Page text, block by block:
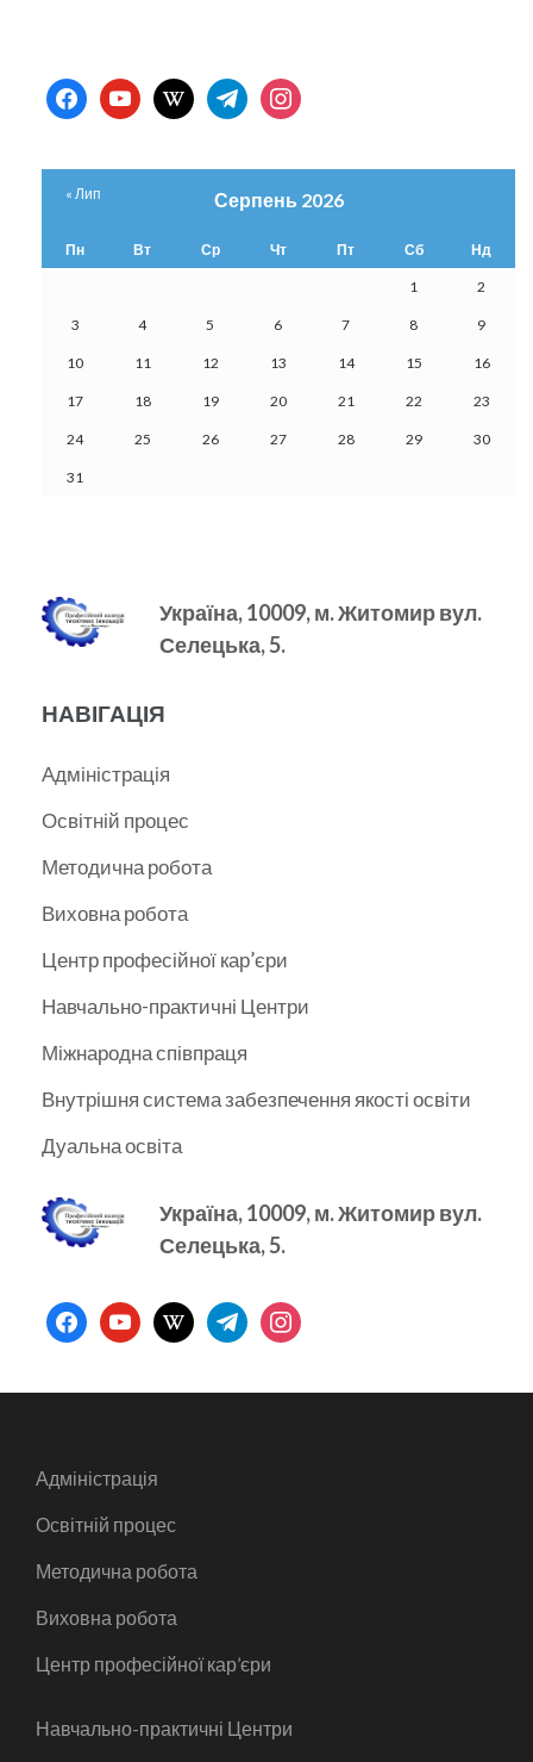
facebookyoutubewikipediatelegraminstagram
Серпень 2026
Пн Вт Ср Чт Пт Сб Нд
1 2
3 4 5 6 7 8 9
10 11 12 13 14 15 16
17 18 19 20 21 22 23
24 25 26 27 28 29 30
31
« Лип
Україна, 10009, м.Житомир вул.
Селецька, 5.
НАВІГАЦІЯ
Адміністрація
Освітній процес
Методична робота
Виховна робота
Центр професійної кар’єри
Навчально-практичні Центри
Міжнародна співпраця
Внутрішня система забезпечення якості освіти
Дуальна освіта
Україна, 10009, м.Житомир вул.
Селецька, 5.
facebookyoutubewikipediatelegraminstagram
Адміністрація
Освітній процес
Методична робота
Виховна робота
Центр професійної кар’єри
Навчально-практичні Центри